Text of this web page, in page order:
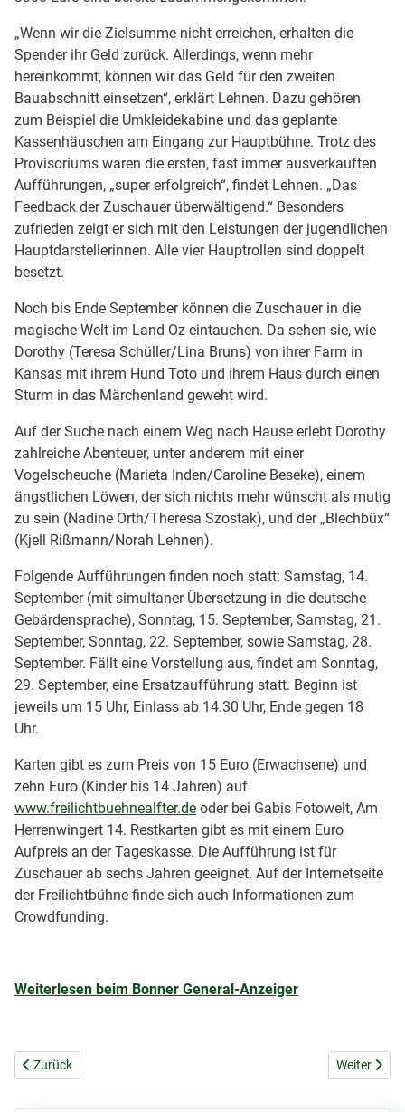
„Wenn wir die Zielsumme nicht erreichen, erhalten die
Spender ihr Geld zurück. Allerdings, wenn mehr
hereinkommt, können wir das Geld für den zweiten
Bauabschnitt einsetzen“, erklärt Lehnen. Dazu gehören
zum Beispiel die Umkleidekabine und das geplante
Kassenhäuschen am Eingang zur Hauptbühne. Trotz des
Provisoriums waren die ersten, fast immer ausverkauften
Aufführungen, „super erfolgreich“, findet Lehnen. „Das
Feedback der Zuschauer überwältigend.“ Besonders
zufrieden zeigt er sich mit den Leistungen der jugendlichen
Hauptdarstellerinnen. Alle vier Hauptrollen sind doppelt
besetzt.
Noch bis Ende September können die Zuschauer in die
magische Welt im Land Oz eintauchen. Da sehen sie, wie
Dorothy (Teresa Schüller/Lina Bruns) von ihrer Farm in
Kansas mit ihrem Hund Toto und ihrem Haus durch einen
Sturm in das Märchenland geweht wird.
Auf der Suche nach einem Weg nach Hause erlebt Dorothy
zahlreiche Abenteuer, unter anderem mit einer
Vogelscheuche (Marieta Inden/Caroline Beseke), einem
ängstlichen Löwen, der sich nichts mehr wünscht als mutig
zu sein (Nadine Orth/Theresa Szostak), und der „Blechbüx“
(Kjell Rißmann/Norah Lehnen).
Folgende Aufführungen finden noch statt: Samstag, 14.
September (mit simultaner Übersetzung in die deutsche
Gebärdensprache), Sonntag, 15. September, Samstag, 21.
September, Sonntag, 22. September, sowie Samstag, 28.
September. Fällt eine Vorstellung aus, findet am Sonntag,
29. September, eine Ersatzaufführung statt. Beginn ist
jeweils um 15 Uhr, Einlass ab 14.30 Uhr, Ende gegen 18
Uhr.
Karten gibt es zum Preis von 15 Euro (Erwachsene) und
zehn Euro (Kinder bis 14 Jahren) auf
www.freilichtbuehnealfter.de oder bei Gabis Fotowelt, Am
Herrenwingert 14. Restkarten gibt es mit einem Euro
Aufpreis an der Tageskasse. Die Aufführung ist für
Zuschauer ab sechs Jahren geeignet. Auf der Internetseite
der Freilichtbühne finde sich auch Informationen zum
Crowdfunding.
Weiterlesen beim Bonner General-Anzeiger
Vorheriger Beitrag: WDR 5 - Scala das Kulturmagazin: Freilichtbühne
Zurück Nächster
Weiter